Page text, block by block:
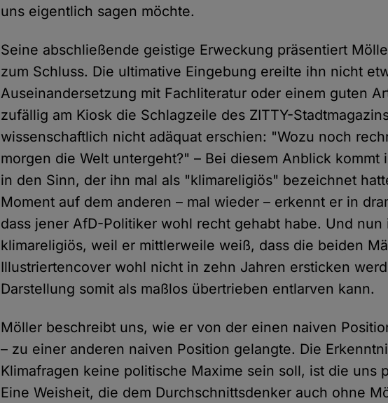
uns eigentlich sagen möchte.
Seine abschließende geistige Erweckung präsentiert
zum Schluss. Die ultimative Eingebung ereilte ihn nicht
Auseinandersetzung mit Fachliteratur oder einem guten
zufällig am Kiosk die Schlagzeile des ZITTY-
wissenschaftlich nicht adäquat erschien: "Wozu noch
morgen die Welt untergeht?" – Bei diesem Anblick kommt
in den Sinn, der ihn mal als "klimareligiös" bezeichnet
Moment auf dem anderen – mal wieder – erkennt er in
dass jener AfD-Politiker wohl recht gehabt habe. Und
klimareligiös, weil er mittlerweile weiß, dass die beiden
Illustriertencover wohl nicht in zehn Jahren ersticken
Darstellung somit als maßlos übertrieben entlarven kann.
Möller beschreibt uns, wie er von der einen naiven
– zu einer anderen naiven Position gelangte. Die
Klimafragen keine politische Maxime sein soll, ist die uns
Eine Weisheit, die dem Durchschnittsdenker auch ohne